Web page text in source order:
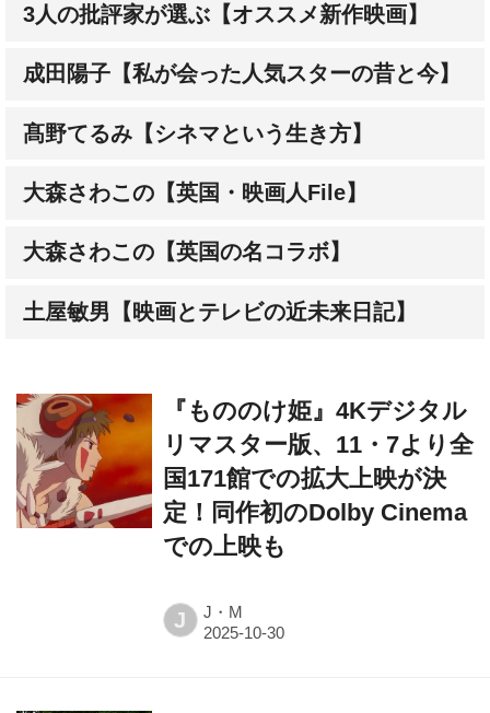
3人の批評家が選ぶ【オススメ新作映画】
成田陽子【私が会った人気スターの昔と今】
髙野てるみ【シネマという生き方】
大森さわこの【英国・映画人File】
大森さわこの【英国の名コラボ】
土屋敏男【映画とテレビの近未来日記】
『もののけ姫』4Kデジタル
リマスター版、11・7より全
国171館での拡大上映が決
定！同作初のDolby Cinema
での上映も
J J・M